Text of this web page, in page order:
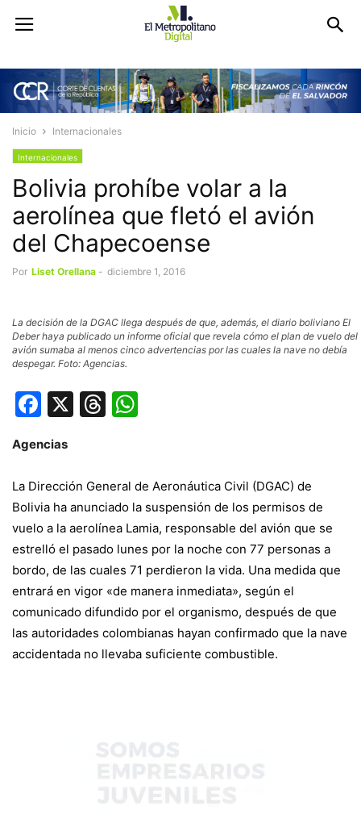
Inicio Internacionales
Internacionales
Bolivia prohíbe volar a la
aerolínea que fletó el avión
del Chapecoense
Por Liset Orellana - diciembre 1, 2016
La decisión de la DGAC llega después de que, además, el diario boliviano El
Deber haya publicado un informe oficial que revela cómo el plan de vuelo del
avión sumaba al menos cinco advertencias por las cuales la nave no debía
despegar. Foto: Agencias.
Facebook
X Threads
Agencias
La Dirección General de Aeronáutica Civil (DGAC) de
Bolivia ha anunciado la suspensión de los permisos de
vuelo a la aerolínea Lamia, responsable del avión que se
estrelló el pasado lunes por la noche con 77 personas a
bordo, de las cuales 71 perdieron la vida. Una medida que
entrará en vigor «de manera inmediata», según el
comunicado difundido por el organismo, después de que
las autoridades colombianas hayan confirmado que la nave
accidentada no llevaba suficiente combustible.